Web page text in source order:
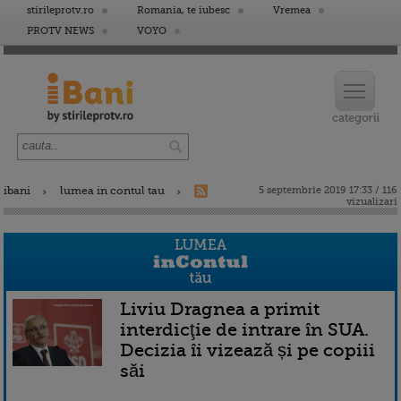
stirileprotv.ro Romania, te iubesc
Vremea
PROTV NEWS
VOYO
ibani lumea in contul tau
5 septembrie 2019 17:33 / 116
vizualizari
Liviu Dragnea a primit
interdicţie de intrare în SUA.
Decizia îi vizează și pe copiii
săi